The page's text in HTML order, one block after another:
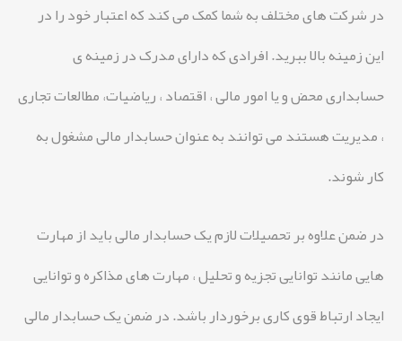
در شرکت های مختلف به شما کمک می کند که اعتبار خود را در
این زمینه بالا ببرید. افرادی که دارای مدرک در زمینه ی
حسابداری محض و یا امور مالی ، اقتصاد ، ریاضیات، مطالعات تجاری
، مدیریت هستند می توانند به عنوان حسابدار مالی مشغول به
کار شوند.
در ضمن علاوه بر تحصیلات لازم یک حسابدار مالی باید از مهارت
هایی مانند توانایی تجزیه و تحلیل ، مهارت های مذاکره و توانایی
ایجاد ارتباط قوی کاری برخوردار باشد. در ضمن یک حسابدار مالی